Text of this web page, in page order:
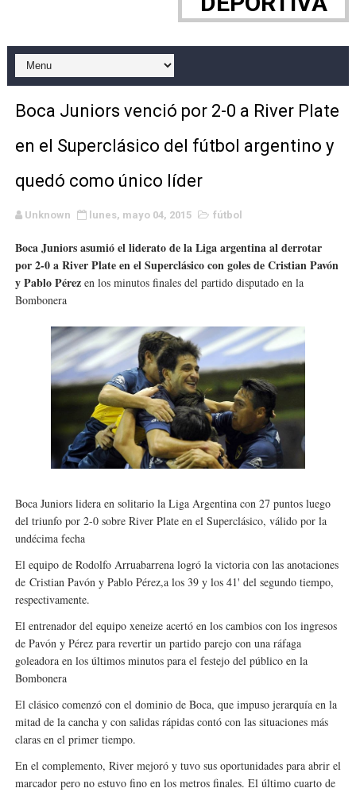
EFA y AFLE 2026 - Regular season
Grandes éxitos por fin para Chelsea Green, Chad
Campeonato de Europa de MTB 2026 (Monteceneri,
Raquel Rodriguez es la nueva monarca
Athletes Unlimited Softball League 2026 - Las Utah
Mundial de piragüismo slalom 2026 (Oklahoma City,
Tour de Francia masculino 2026 - Tadej Pogacar
Mundial de Fórmula 1 2026 - Lando Norris consigue
Campeonato de Europa de saltos 2026 (París,
Women's Pro Baseball League 2026
Boca Juniors venció por 2-0 a River Plate
en el Superclásico del fútbol argentino y
quedó como único líder
Unknown lunes, mayo 04, 2015 fútbol
Boca Juniors asumió el liderato de la Liga argentina al derrotar
por 2-0 a River Plate en el Superclásico con goles de Cristian Pavón
y Pablo Pérez en los minutos finales del partido disputado en la
Bombonera
Boca Juniors lidera en solitario la Liga Argentina con 27 puntos luego
del triunfo por 2-0 sobre River Plate en el Superclásico, válido por la
undécima fecha
El equipo de Rodolfo Arruabarrena logró la victoria con las anotaciones
de Cristian Pavón y Pablo Pérez,a los 39 y los 41' del segundo tiempo,
respectivamente.
El entrenador del equipo xeneize acertó en los cambios con los ingresos
de Pavón y Pérez para revertir un partido parejo con una ráfaga
goleadora en los últimos minutos para el festejo del público en la
Bombonera
El clásico comenzó con el dominio de Boca, que impuso jerarquía en la
mitad de la cancha y con salidas rápidas contó con las situaciones más
claras en el primer tiempo.
En el complemento, River mejoró y tuvo sus oportunidades para abrir el
marcador pero no estuvo fino en los metros finales. El último cuarto de